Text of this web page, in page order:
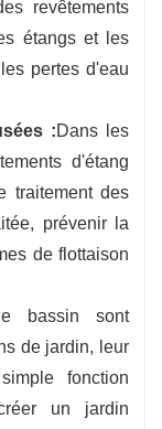
revêtements
étangs et les
pertes d'eau
:Dans les
d'étang
traitement des
prévenir la
de flottaison
bassin sont
de jardin, leur
fonction
un jardin